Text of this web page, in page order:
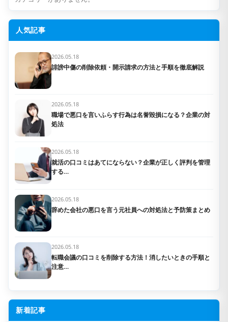
人気記事
2026.05.18
誹謗中傷の削除依頼・開示請求の方法と手順を徹底解説
2026.05.18
職場で悪口を言いふらす行為は名誉毀損になる？企業の対
処法
2026.05.18
就活の口コミはあてにならない？企業が正しく評判を管理
する…
2026.05.18
辞めた会社の悪口を言う元社員への対処法と予防策まとめ
2026.05.18
転職会議の口コミを削除する方法！消したいときの手順と
注意…
新着記事